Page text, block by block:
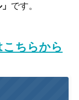
です。
ちらから